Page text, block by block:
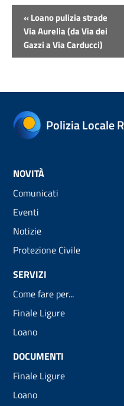
Evento
Navigazione
«Loano pulizia strade
Via Aurelia (da Via dei
Gazzi a Via Carducci)
Polizia Locale
NOVITÀ
Comunicati
Eventi
Notizie
Protezione Civile
SERVIZI
Come fare per...
Finale Ligure
Loano
DOCUMENTI
Finale Ligure
Loano